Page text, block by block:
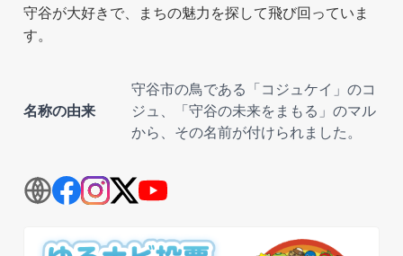
守谷が大好きで、まちの魅力を探して飛び回っていま
す。
名称の由来
守谷市の鳥である「コジュケイ」のコ
ジュ、「守谷の未来をまもる」のマル
から、その名前が付けられました。